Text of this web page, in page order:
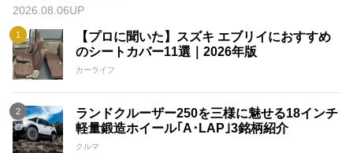
2026.08.06UP
【プロに聞いた】スズキ エブリイにおすすめ
のシートカバー11選｜2026年版
カーライフ
ランドクルーザー250を三様に魅せる18インチ
軽量鍛造ホイール｢A･LAP｣3銘柄紹介
クルマ